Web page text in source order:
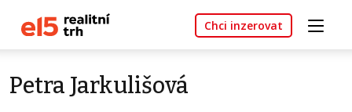
Chci inzerovat
Petra Jarkulišová